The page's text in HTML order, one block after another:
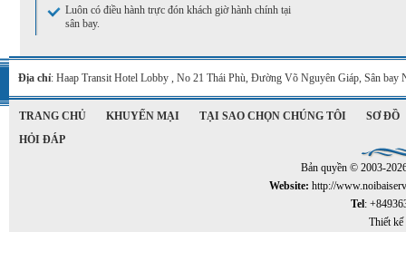
Luôn có điều hành trực đón khách giờ hành chính tại
sân bay.
Địa chỉ: Haap Transit Hotel Lobby , No 21 Thái Phù, Đường Võ Nguyên Giáp, Sân bay
TRANG CHỦ KHUYẾN MẠI TẠI SAO CHỌN CHÚNG TÔI
SƠ ĐỒ
HỎI ĐÁP
Bản quyền © 2003-
Website: http://
Tel:
Thiết kế